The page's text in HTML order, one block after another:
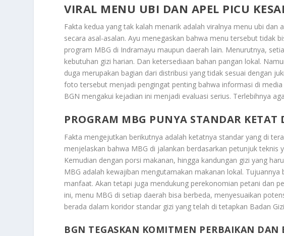
VIRAL MENU UBI DAN APEL PICU
Fakta kedua yang tak kalah menarik adalah viralnya menu ubi
secara asal-asalan. Ayu menegaskan bahwa menu tersebut tidak
program MBG di Indramayu maupun daerah lain. Menurutnya,
kebutuhan gizi harian. Dan ketersediaan bahan pangan lokal.
duga merupakan bagian dari distribusi yang tidak sesuai dengan
foto tersebut menjadi pengingat penting bahwa informasi di
BGN mengakui kejadian ini menjadi evaluasi serius. Terlebihnya
PROGRAM MBG PUNYA STANDAR KETAT
Fakta mengejutkan berikutnya adalah ketatnya standar yang di
menjelaskan bahwa MBG di jalankan berdasarkan petunjuk teknis
Kemudian dengan porsi makanan, hingga kandungan gizi yang
MBG adalah kewajiban mengutamakan makanan lokal.
manfaat. Akan tetapi juga mendukung perekonomian petani dan
ini, menu MBG di setiap daerah bisa berbeda, menyesuaikan
berada dalam koridor standar gizi yang telah di tetapkan Badan
BGN TEGASKAN KOMITMEN PERBAIKAN DAN